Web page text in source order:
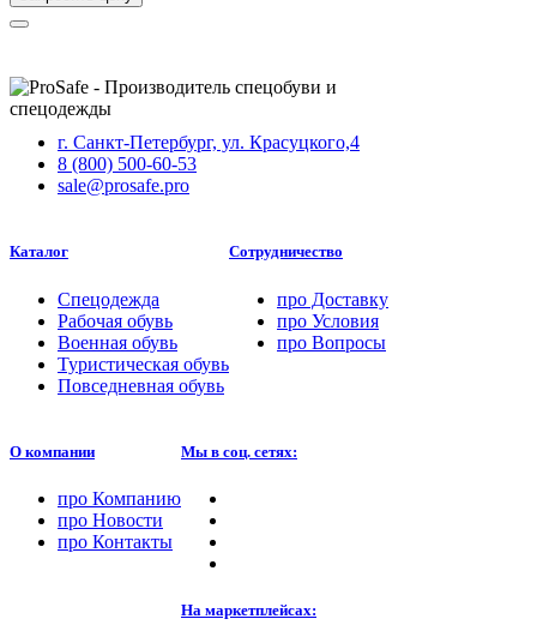
г. Санкт-Петербург, ул. Красуцкого,4
8 (800) 500-60-53
sale@prosafe.pro
Каталог
Спецодежда
Рабочая обувь
Военная обувь
Туристическая обувь
Повседневная обувь
Сотрудничество
про Доставку
про Условия
про Вопросы
О компании
про Компанию
про Новости
про Контакты
Мы в соц. сетях:
На маркетплейсах: